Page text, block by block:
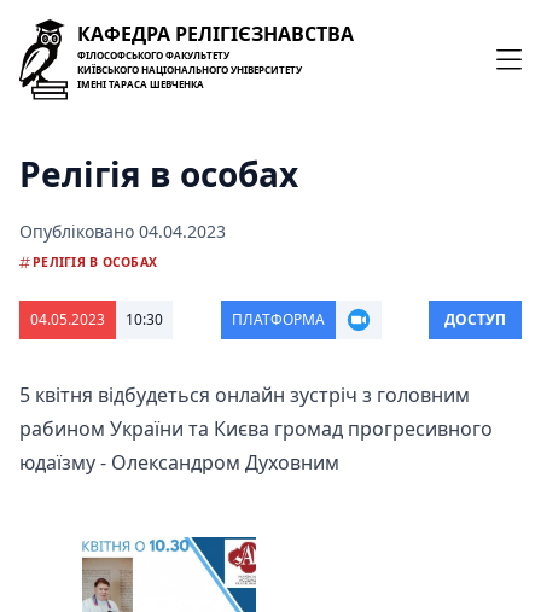
КАФЕДРА РЕЛІГІЄЗНАВСТВА
ФІЛОСОФСЬКОГО ФАКУЛЬТЕТУ
КИЇВСЬКОГО НАЦІОНАЛЬНОГО УНІВЕРСИТЕТУ
ІМЕНІ ТАРАСА ШЕВЧЕНКА
Релігія в особах
Опубліковано 04.04.2023
РЕЛІГІЯ В ОСОБАХ
04.05.2023 10:30 ПЛАТФОРМА ДОСТУП
5 квітня відбудеться онлайн зустріч з головним
рабином України та Києва громад прогресивного
юдаїзму - Олександром Духовним